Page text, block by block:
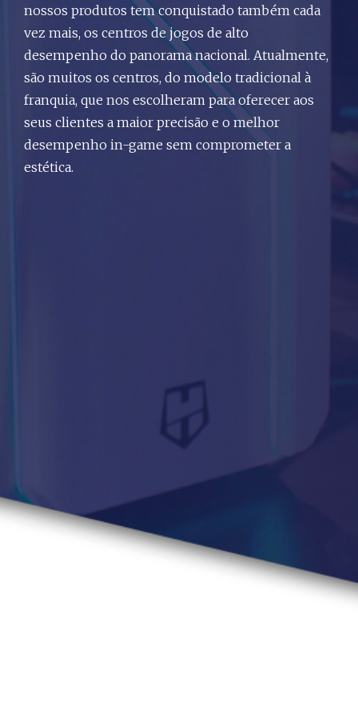
nossos produtos tem conquistado também cada
vez mais, os centros de jogos de alto
desempenho do panorama nacional. Atualmente,
são muitos os centros, do modelo tradicional à
franquia, que nos escolheram para oferecer aos
seus clientes a maior precisão e o melhor
desempenho in-game sem comprometer a
estética.